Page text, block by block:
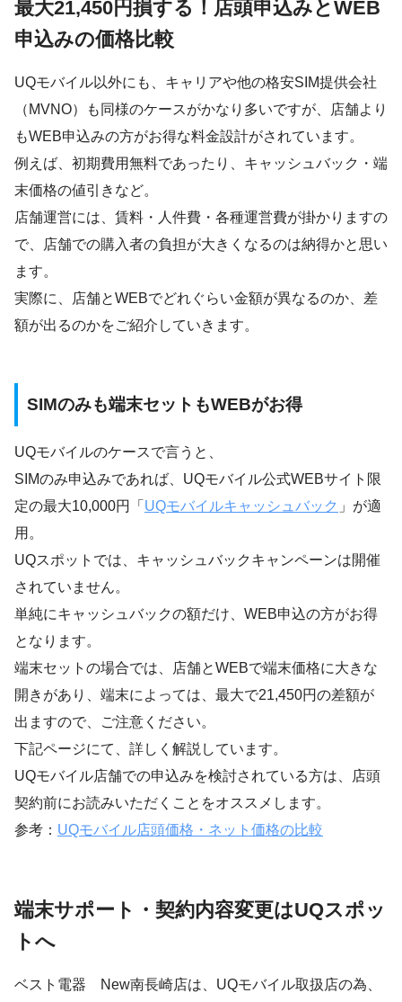
最大21,450円損する！店頭申込みとWEB
申込みの価格比較
UQモバイル以外にも、キャリアや他の格安SIM提供会社
（MVNO）も同様のケースがかなり多いですが、店舗より
もWEB申込みの方がお得な料金設計がされています。
例えば、初期費用無料であったり、キャッシュバック・端
末価格の値引きなど。
店舗運営には、賃料・人件費・各種運営費が掛かりますの
で、店舗での購入者の負担が大きくなるのは納得かと思い
ます。
実際に、店舗とWEBでどれぐらい金額が異なるのか、差
額が出るのかをご紹介していきます。
SIMのみも端末セットもWEBがお得
UQモバイルのケースで言うと、
SIMのみ申込みであれば、UQモバイル公式WEBサイト限
定の最大10,000円「 UQモバイルキャッシュバック 」が適
用。
UQスポットでは、キャッシュバックキャンペーンは開催
されていません。
単純にキャッシュバックの額だけ、WEB申込の方がお得
となります。
端末セットの場合では、店舗とWEBで端末価格に大きな
開きがあり、端末によっては、最大で21,450円の差額が
出ますので、ご注意ください。
下記ページにて、詳しく解説しています。
UQモバイル店舗での申込みを検討されている方は、店頭
契約前にお読みいただくことをオススメします。
参考： UQモバイル店頭価格・ネット価格の比較
端末サポート・契約内容変更はUQスポッ
トへ
ベスト電器 New南長崎店は、UQモバイル取扱店の為、